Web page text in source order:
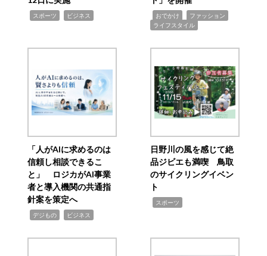
スポーツ ビジネス おでかけ ファッション
ライフスタイル
「人がAIに求めるのは
信頼し相談できるこ
と」 ロジカがAI事業
者と導入機関の共通指
針案を策定へ
デジもの ビジネス
日野川の風を感じて絶
品ジビエも満喫 鳥取
のサイクリングイベン
ト
スポーツ